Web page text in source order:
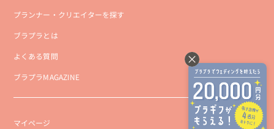
プランナー・クリエイターを探す
ブラプラとは
よくある質問
ブラプラMAGAZINE
マイページ